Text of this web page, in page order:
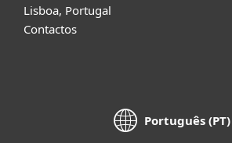
Lisboa, Portugal
Contactos
Português (PT)